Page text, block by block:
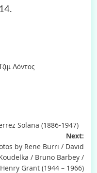
Τζιμ Λόντος
Solana (1886-1947)
Next:
by Rene Burri / David
/ Bruno Barbey /
Henry Grant (1944 – 1966)